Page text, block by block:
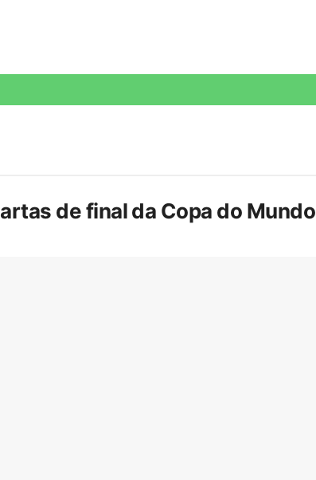
de final da Copa do Mundo